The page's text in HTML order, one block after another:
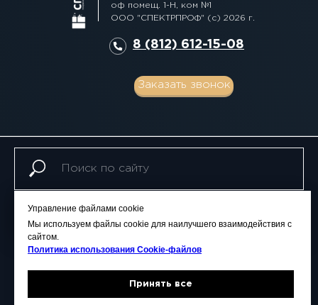
оф помещ. 1-Н, ком №1
ООО "СПЕКТРПРОФ" (с) 2026 г.
8 (812) 612-15-08
Заказать звонок
ГЛАВНАЯ ЦЕНЫ УСЛУГИ ГАЛЕРЕЯ
Управление файлами cookie
Мы используем файлы cookie для наилучшего взаимодействия с
сайтом.
Политика использования Сookie-файлов
Принять все